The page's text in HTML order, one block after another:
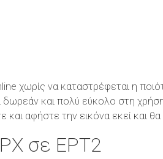
χωρίς να καταστρέφεται η
δωρεάν και πολύ εύκολο στη
αφήστε την εικόνα εκεί και
σε EPT2